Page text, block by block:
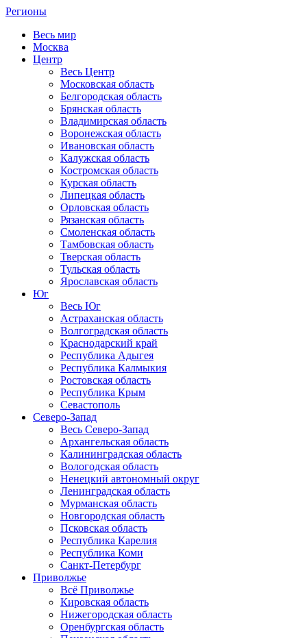
Регионы
Весь мир
Москва
Центр
Весь Центр
Московская область
Белгородская область
Брянская область
Владимирская область
Воронежская область
Ивановская область
Калужская область
Костромская область
Курская область
Липецкая область
Орловская область
Рязанская область
Смоленская область
Тамбовская область
Тверская область
Тульская область
Ярославская область
Юг
Весь Юг
Астраханская область
Волгоградская область
Краснодарский край
Республика Адыгея
Республика Калмыкия
Ростовская область
Республика Крым
Севастополь
Северо-Запад
Весь Северо-Запад
Архангельская область
Калининградская область
Вологодская область
Ненецкий автономный округ
Ленинградская область
Мурманская область
Новгородская область
Псковская область
Республика Карелия
Республика Коми
Санкт-Петербург
Приволжье
Всё Приволжье
Кировская область
Нижегородская область
Оренбургская область